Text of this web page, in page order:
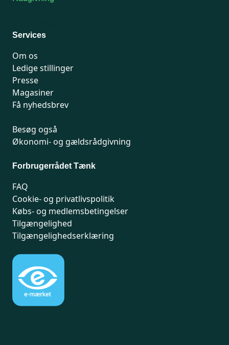
Services
Om os
Ledige stillinger
Presse
Magasiner
Få nyhedsbrev
Besøg også
Økonomi- og gældsrådgivning
Forbrugerrådet Tænk
FAQ
Cookie- og privatlivspolitik
Købs- og medlemsbetingelser
Tilgængelighed
Tilgængelighedserklæring